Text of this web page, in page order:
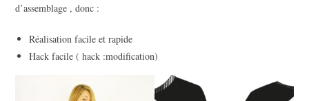
d’assemblage , donc :
Réalisation facile et rapide
Hack facile ( hack :modification)